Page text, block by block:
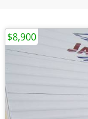
$8,900